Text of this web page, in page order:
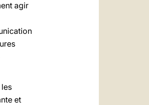
agir
et